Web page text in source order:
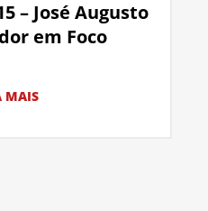
– José Augusto
em Foco
MAIS